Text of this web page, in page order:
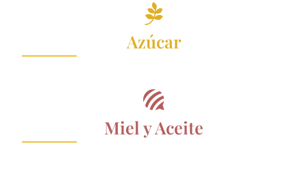

Azúcar

Miel y Aceite